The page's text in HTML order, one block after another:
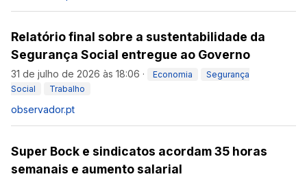
Relatório final sobre a sustentabilidade da
Segurança Social entregue ao Governo
31 de julho de 2026 às 18:06 · Economia
Segurança
Social
Trabalho
observador.pt
Super Bock e sindicatos acordam 35 horas
semanais e aumento salarial